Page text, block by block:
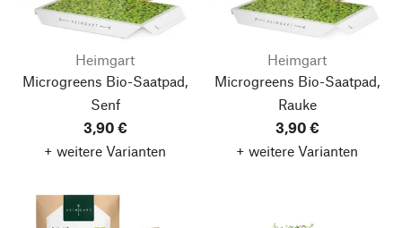
Heimgart
Microgreens Bio-Saatpad,
Senf
3,90 €
+ weitere Varianten
Heimgart
Microgreens Bio-Saatpad,
Rauke
3,90 €
+ weitere Varianten